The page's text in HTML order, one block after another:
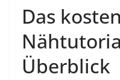
Das
Überblick